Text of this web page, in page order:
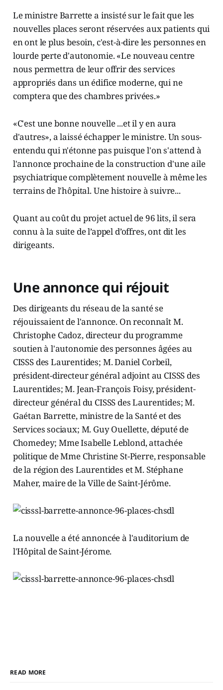
Le ministre Barrette a insisté sur le fait que les
nouvelles places seront réservées aux patients qui
en ont le plus besoin, c'est-à-dire les personnes en
lourde perte d'autonomie. «Le nouveau centre
nous permettra de leur offrir des services
appropriés dans un édifice moderne, qui ne
comptera que des chambres privées.»
«C'est une bonne nouvelle ...et il y en aura
d'autres», a laissé échapper le ministre. Un sous-
entendu qui n'étonne pas puisque l'on s'attend à
l'annonce prochaine de la construction d'une aile
psychiatrique complètement nouvelle à même les
terrains de l'hôpital. Une histoire à suivre...
Quant au coût du projet actuel de 96 lits, il sera
connu à la suite de l’appel d’offres, ont dit les
dirigeants.
Une annonce qui réjouit
Des dirigeants du réseau de la santé se
réjouissaient de l'annonce. On reconnaît M.
Christophe Cadoz, directeur du programme
soutien à l'autonomie des personnes âgées au
CISSS des Laurentides; M. Daniel Corbeil,
président-directeur général adjoint au CISSS des
Laurentides; M. Jean-François Foisy, président-
directeur général du CISSS des Laurentides; M.
Gaétan Barrette, ministre de la Santé et des
Services sociaux; M. Guy Ouellette, député de
Chomedey; Mme Isabelle Leblond, attachée
politique de Mme Christine St-Pierre, responsable
de la région des Laurentides et M. Stéphane
Maher, maire de la Ville de Saint-Jérôme.
La nouvelle a été annoncée à l'auditorium de
l'Hôpital de Saint-Jérome.
READ MORE